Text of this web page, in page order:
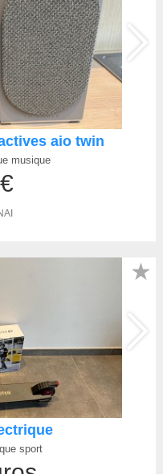
aio twin
musique
sport
★